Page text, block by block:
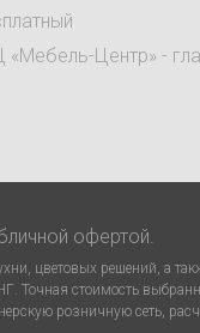
«Мебель-Центр» -
офертой.
цветовых решений, а
Точная стоимость
розничную сеть,